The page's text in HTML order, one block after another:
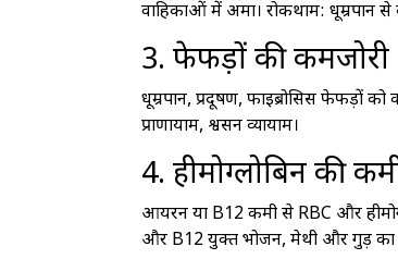
वाहिकाओं में अमा। रोकथाम: धूम्रपान
3. फेफड़ों की कमजोरी
धूम्रपान, प्रदूषण, फाइब्रोसिस फेफड़ों
प्राणायाम, श्वसन व्यायाम।
4. हीमोग्लोबिन की
आयरन या B12 कमी से RBC और
और B12 युक्त भोजन, मेथी और गुड़ का